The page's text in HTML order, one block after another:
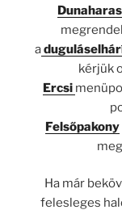
a
kérjük
Ercsi
Felsőpakony
Ha már
felesleges